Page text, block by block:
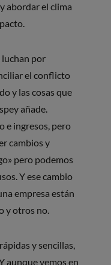
abordar el clima
por
el conflicto
y las cosas que
añade.
e ingresos, pero
cambios y
pero podemos
Y ese cambio
empresa están
y otros no.
y sencillas,
aunque vemos en